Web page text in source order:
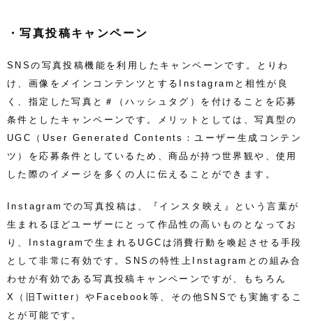
・写真投稿キャンペーン
SNSの写真投稿機能を利用したキャンペーンです。とりわ
け、画像をメインコンテンツとするInstagramと相性が良
く、指定した写真と＃（ハッシュタグ）を付けることを応募
条件としたキャンペーンです。メリットとしては、写真型の
UGC（User Generated Contents：ユーザー生成コンテン
ツ）を応募条件としているため、商品が持つ世界観や、使用
した際のイメージを多くの人に伝えることができます。
Instagramでの写真投稿は、『インスタ映え』という言葉が
生まれるほどユーザーにとって作品性の高いものとなってお
り、Instagramで生まれるUGCは消費行動を喚起させる手段
として非常に有効です。SNSの特性上Instagramとの組み合
わせが有効である写真投稿キャンペーンですが、もちろん
X（旧Twitter）やFacebook等、その他SNSでも実施するこ
とが可能です。